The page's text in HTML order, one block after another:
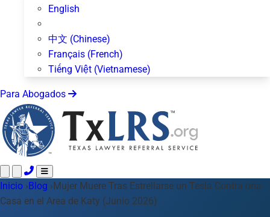
English
中文 (Chinese)
Français (French)
Tiếng Việt (Vietnamese)
Para Abogados
Llame 24/7 ·512-872-4400 Envíe un Texto
Más de 50 temas
Inicio ›Blog ›Mujer Muere Tras Estrellarse un Tesla Contra una
Casa en el Area de Katy (Junio 2026)